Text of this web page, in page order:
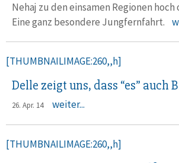
Nehaj zu den einsamen Regionen
Eine ganz besondere Jungfernfahrt.
[THUMBNAILIMAGE:260,,h]
Delle zeigt uns, dass “es” auch
26. Apr. 14 weiter...
[THUMBNAILIMAGE:260,,h]